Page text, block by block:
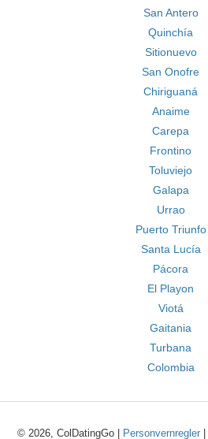
San Antero
Quinchía
Sitionuevo
San Onofre
Chiriguaná
Anaime
Carepa
Frontino
Toluviejo
Galapa
Urrao
Puerto Triunfo
Santa Lucía
Pácora
El Playon
Viotá
Gaitania
Turbana
Colombia
© 2026, ColDatingGo | Personvernregler|